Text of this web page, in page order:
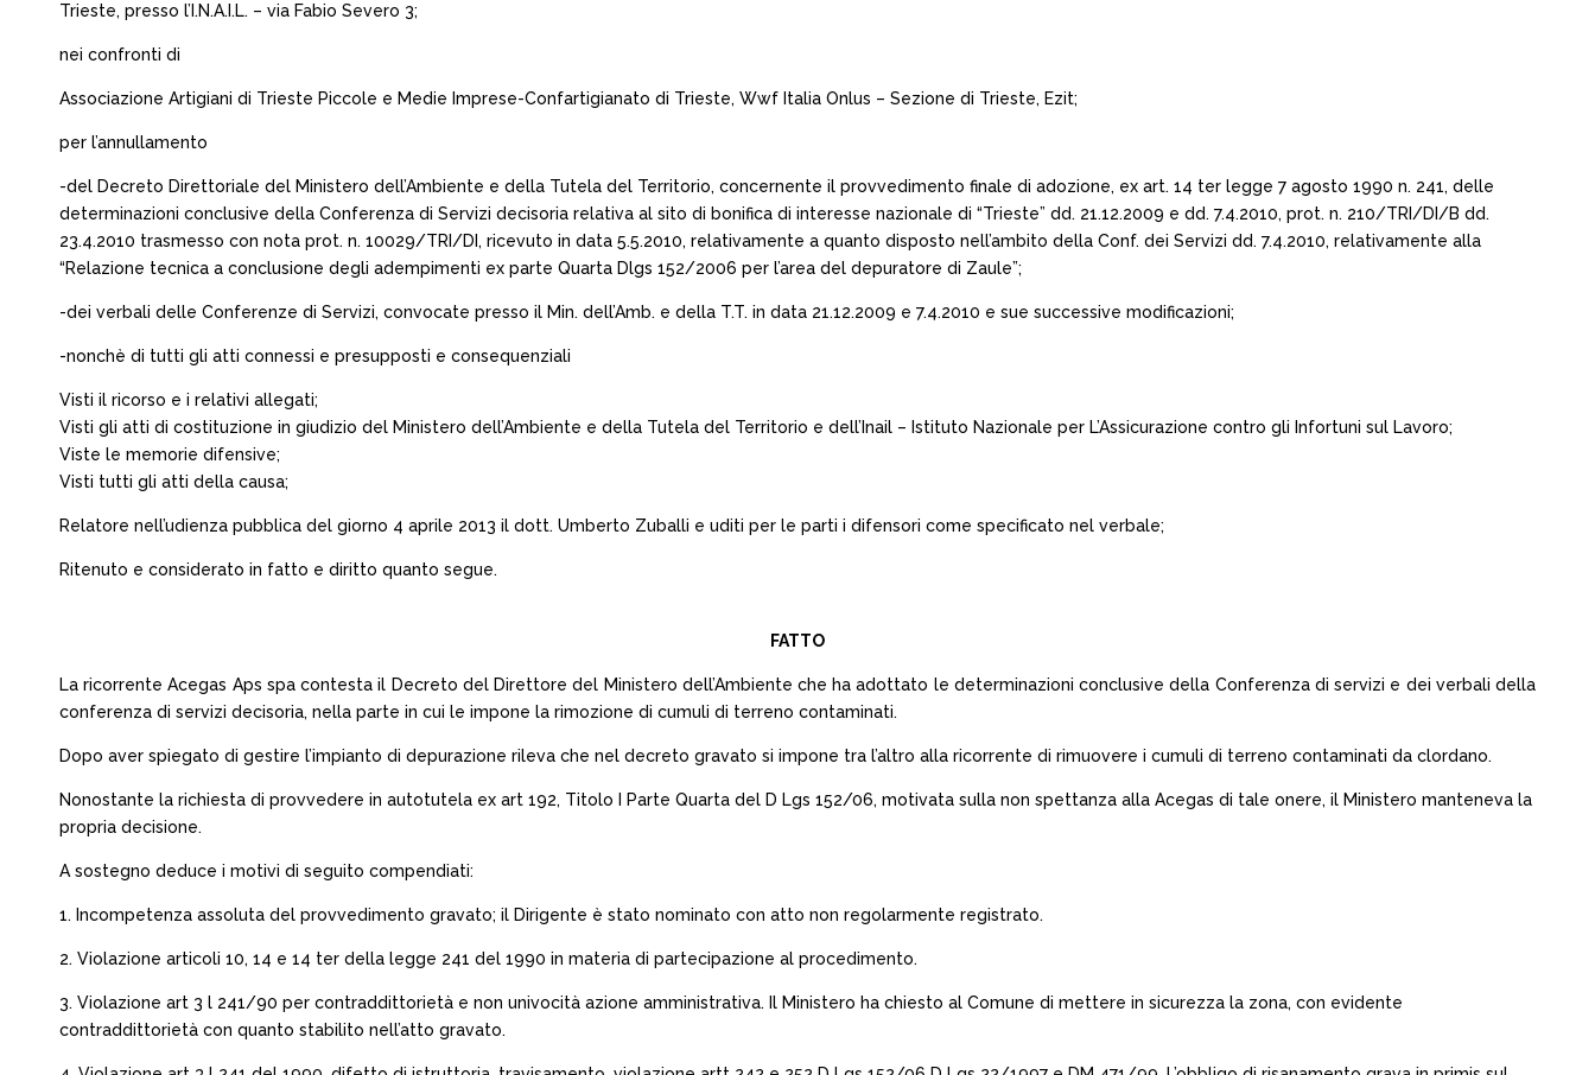
Trieste, presso l’I.N.A.I.L. – via Fabio Severo 3;
nei confronti di
Associazione Artigiani di Trieste Piccole e Medie Imprese-Confartigianato di Trieste, Wwf Italia Onlus – Sezione di Trieste, Ezit;
per l’annullamento
-del Decreto Direttoriale del Ministero dell’Ambiente e della Tutela del Territorio, concernente il provvedimento finale di adozione, ex art. 14 ter legge 7 agosto 1990 n. 241, delle
determinazioni conclusive della Conferenza di Servizi decisoria relativa al sito di bonifica di interesse nazionale di “Trieste” dd. 21.12.2009 e dd. 7.4.2010, prot. n. 210/TRI/DI/B dd.
23.4.2010 trasmesso con nota prot. n. 10029/TRI/DI, ricevuto in data 5.5.2010, relativamente a quanto disposto nell’ambito della Conf. dei Servizi dd. 7.4.2010, relativamente alla
“Relazione tecnica a conclusione degli adempimenti ex parte Quarta Dlgs 152/2006 per l’area del depuratore di Zaule”;
-dei verbali delle Conferenze di Servizi, convocate presso il Min. dell’Amb. e della T.T. in data 21.12.2009 e 7.4.2010 e sue successive modificazioni;
-nonchè di tutti gli atti connessi e presupposti e consequenziali
Visti il ricorso e i relativi allegati;
Visti gli atti di costituzione in giudizio del Ministero dell’Ambiente e della Tutela del Territorio e dell’Inail – Istituto Nazionale per L’Assicurazione contro gli Infortuni sul Lavoro;
Viste le memorie difensive;
Visti tutti gli atti della causa;
Relatore nell’udienza pubblica del giorno 4 aprile 2013 il dott. Umberto Zuballi e uditi per le parti i difensori come specificato nel verbale;
Ritenuto e considerato in fatto e diritto quanto segue.
FATTO
La ricorrente Acegas Aps spa contesta il Decreto del Direttore del Ministero dell’Ambiente che ha adottato le determinazioni conclusive della Conferenza di servizi e dei verbali della
conferenza di servizi decisoria, nella parte in cui le impone la rimozione di cumuli di terreno contaminati.
Dopo aver spiegato di gestire l’impianto di depurazione rileva che nel decreto gravato si impone tra l’altro alla ricorrente di rimuovere i cumuli di terreno contaminati da clordano.
Nonostante la richiesta di provvedere in autotutela ex art 192, Titolo I Parte Quarta del D Lgs 152/06, motivata sulla non spettanza alla Acegas di tale onere, il Ministero manteneva la
propria decisione.
A sostegno deduce i motivi di seguito compendiati:
1. Incompetenza assoluta del provvedimento gravato; il Dirigente è stato nominato con atto non regolarmente registrato.
2. Violazione articoli 10, 14 e 14 ter della legge 241 del 1990 in materia di partecipazione al procedimento.
3. Violazione art 3 l 241/90 per contraddittorietà e non univocità azione amministrativa. Il Ministero ha chiesto al Comune di mettere in sicurezza la zona, con evidente
contraddittorietà con quanto stabilito nell’atto gravato.